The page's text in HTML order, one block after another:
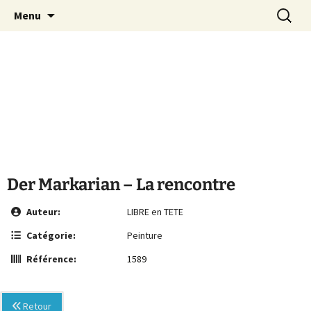
MCA Vienne
Le site de la Maison de la Culture
Arménienne de Vienne
Menu
Der Markarian – La rencontre
Auteur:
LIBRE en TETE
Catégorie:
Peinture
Référence:
1589
Retour